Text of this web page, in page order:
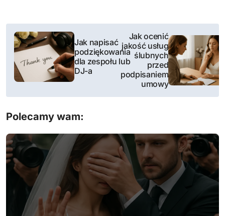
N
w
i
g
a
c
a
Jak napisać
podziękowania
dla zespołu lub
DJ-a
Jak ocenić
jakość usług
ślubnych
przed
podpisaniem
umowy
Polecamy wam: